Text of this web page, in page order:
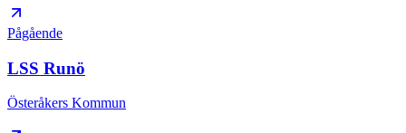
Pågående
LSS Runö
Österåkers Kommun